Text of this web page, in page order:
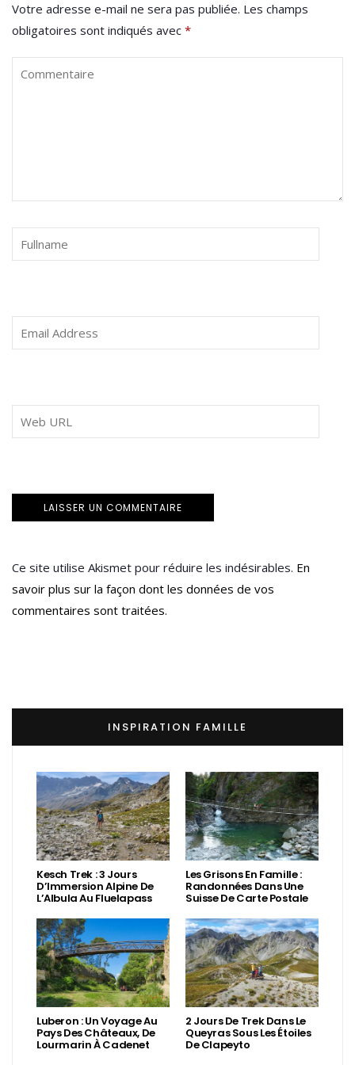
Votre adresse e-mail ne sera pas publiée. Les champs
obligatoires sont indiqués avec *
Ce site utilise Akismet pour réduire les indésirables. En
savoir plus sur la façon dont les données de vos
commentaires sont traitées.
INSPIRATION FAMILLE
Kesch Trek : 3 Jours
D’Immersion Alpine De
L’Albula Au Fluelapass
Les Grisons En Famille :
Randonnées Dans Une
Suisse De Carte Postale
Luberon : Un Voyage Au
Pays Des Châteaux, De
Lourmarin À Cadenet
2 Jours De Trek Dans Le
Queyras Sous Les Étoiles
De Clapeyto